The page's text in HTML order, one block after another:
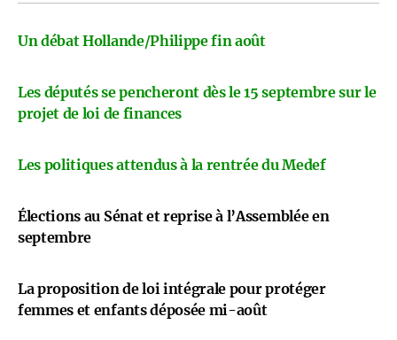
Un débat Hollande/Philippe fin août
Les députés se pencheront dès le 15 septembre sur le
projet de loi de finances
Les politiques attendus à la rentrée du Medef
Élections au Sénat et reprise à l’Assemblée en
septembre
La proposition de loi intégrale pour protéger
femmes et enfants déposée mi-août